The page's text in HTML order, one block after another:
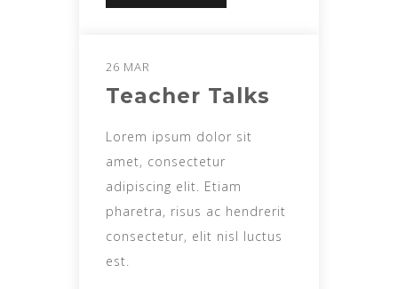
26 MAR
Teacher Talks
Lorem ipsum dolor sit
amet, consectetur
adipiscing elit. Etiam
pharetra, risus ac hendrerit
consectetur, elit nisl luctus
est.